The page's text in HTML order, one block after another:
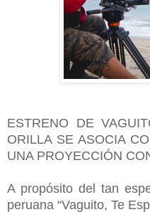
ESTRENO DE
ORILLA SE ASOCIA
UNA PROYECCIÓN
A propósito del tan
peruana “Vaguito, Te